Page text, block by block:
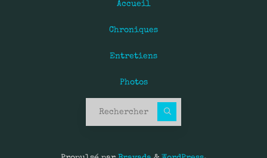
Accueil
Chroniques
Entretiens
Photos